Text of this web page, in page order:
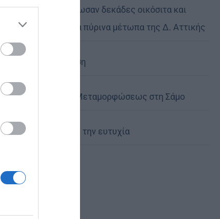
it to
Σταυρού διέσωσαν δεκάδες οικόσιτα και
άγρια ζώα στα πύρινα μέτωπα της Δ. Αττικής
Η Εξομολόγηση
Η Εορτή της Μεταμορφώσεως στη Σάμο
Πού αναζητάς την ευτυχία